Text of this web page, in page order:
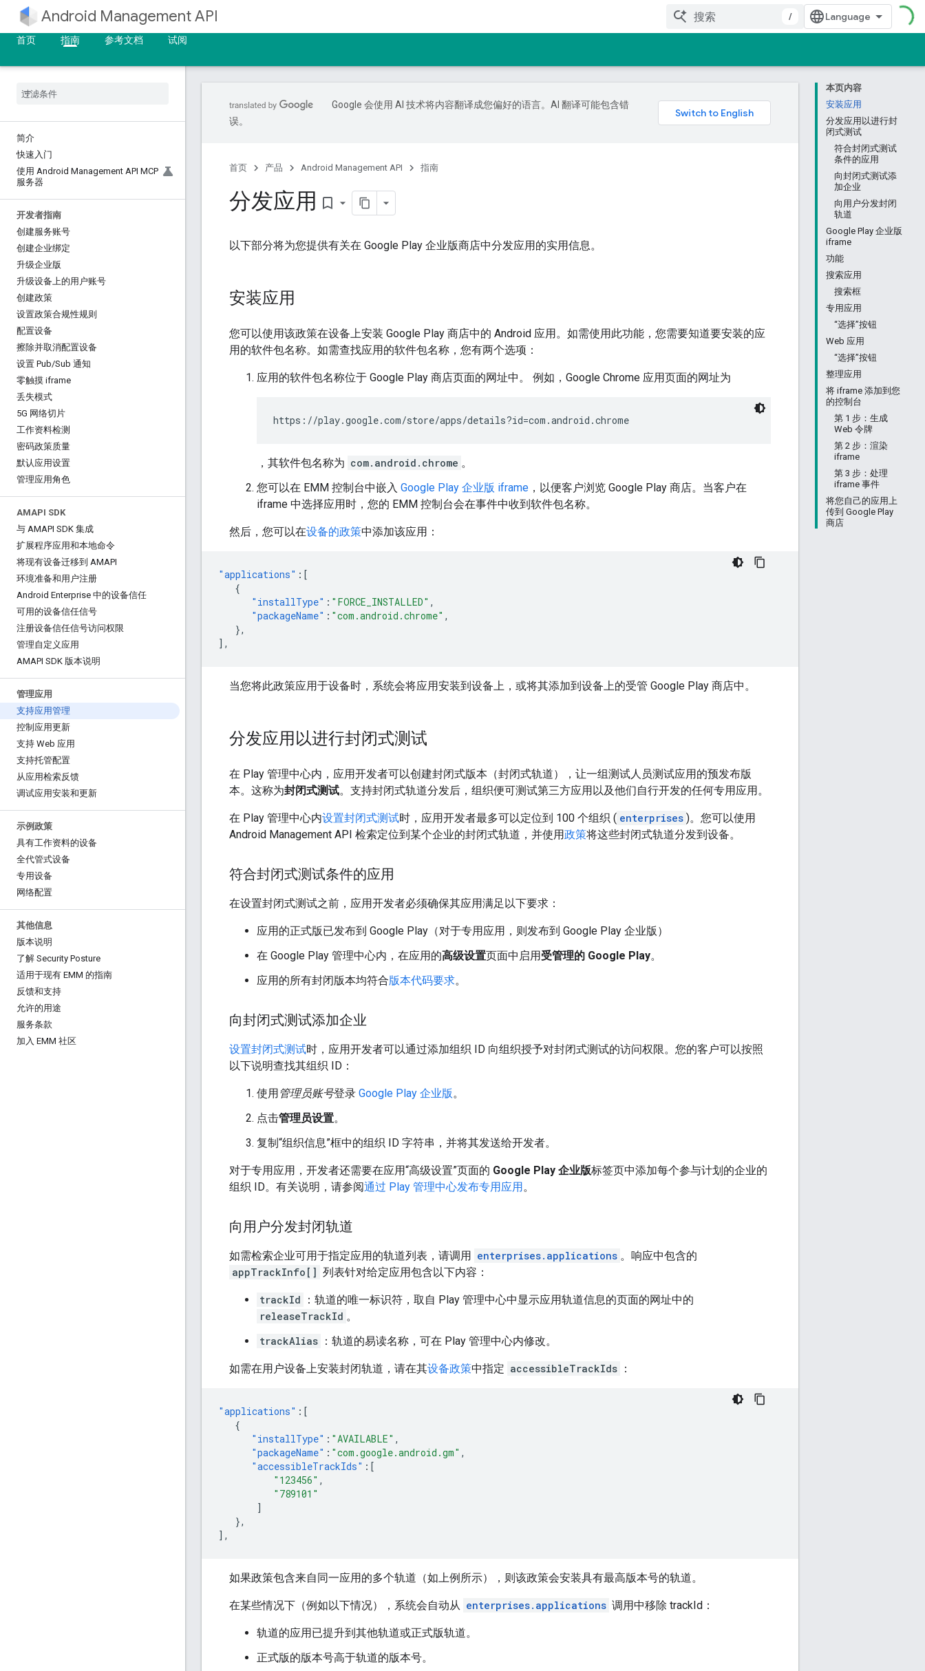
Android Management API
/
首页
指南 参考文档 试阅
简介
快速入门
使用 Android Management API MCP
服务器
开发者指南
创建服务账号
创建企业绑定
升级企业版
升级设备上的用户账号
创建政策
设置政策合规性规则
配置设备
擦除并取消配置设备
设置 Pub/Sub 通知
零触摸 iframe
丢失模式
5G 网络切片
工作资料检测
密码政策质量
默认应用设置
管理应用角色
AMAPI SDK
与 AMAPI SDK 集成
扩展程序应用和本地命令
将现有设备迁移到 AMAPI
环境准备和用户注册
Android Enterprise 中的设备信任
可用的设备信任信号
注册设备信任信号访问权限
管理自定义应用
AMAPI SDK 版本说明
管理应用
支持应用管理
控制应用更新
支持 Web 应用
支持托管配置
从应用检索反馈
调试应用安装和更新
示例政策
具有工作资料的设备
全代管式设备
专用设备
网络配置
其他信息
版本说明
了解 Security Posture
适用于现有 EMM 的指南
反馈和支持
允许的用途
服务条款
加入 EMM 社区
本页内容
安装应用
分发应用以进行封
闭式测试
符合封闭式测试
条件的应用
向封闭式测试添
加企业
向用户分发封闭
轨道
Google Play 企业版
iframe
功能
搜索应用
搜索框
专用应用
“选择”按钮
Web 应用
“选择”按钮
整理应用
将 iframe 添加到您
的控制台
第 1 步：生成
Web 令牌
第 2 步：渲染
iframe
第 3 步：处理
iframe 事件
将您自己的应用上
传到 Google Play
商店
Google 会使用 AI 技术将内容翻译成您偏好的语言。AI 翻译可能包含错
误。
首页 产品 Android Management API 指南
分发应用 bookmark_border
以下部分将为您提供有关在 Google Play 企业版商店中分发应用的实用信息。
安装应用
您可以使用该政策在设备上安装 Google Play 商店中的 Android 应用。如需使用此功能，您需要知道要安装的应
用的软件包名称。如需查找应用的软件包名称，您有两个选项：
应用的软件包名称位于 Google Play 商店页面的网址中。 例如，Google Chrome 应用页面的网址为
https://play.google.com/store/apps/details?id=com.android.chrome
，其软件包名称为 com.android.chrome 。
您可以在 EMM 控制台中嵌入 Google Play 企业版 iframe ，以便客户浏览 Google Play 商店。当客户在
iframe 中选择应用时，您的 EMM 控制台会在事件中收到软件包名称。
然后，您可以在设备的政策中添加该应用：
"applications" :[
{
"installType" : "FORCE_INSTALLED" ,
"packageName" : "com.android.chrome" ,
},
],
当您将此政策应用于设备时，系统会将应用安装到设备上，或将其添加到设备上的受管 Google Play 商店中。
分发应用以进行封闭式测试
在 Play 管理中心内，应用开发者可以创建封闭式版本（封闭式轨道），让一组测试人员测试应用的预发布版
本。这称为封闭式测试。支持封闭式轨道分发后，组织便可测试第三方应用以及他们自行开发的任何专用应用。
在 Play 管理中心内设置封闭式测试时，应用开发者最多可以定位到 100 个组织 ( enterprises )。您可以使用
Android Management API 检索定位到某个企业的封闭式轨道，并使用政策将这些封闭式轨道分发到设备。
符合封闭式测试条件的应用
在设置封闭式测试之前，应用开发者必须确保其应用满足以下要求：
应用的正式版已发布到 Google Play（对于专用应用，则发布到 Google Play 企业版）
在 Google Play 管理中心内，在应用的高级设置页面中启用受管理的 Google Play。
应用的所有封闭版本均符合版本代码要求。
向封闭式测试添加企业
设置封闭式测试时，应用开发者可以通过添加组织 ID 向组织授予对封闭式测试的访问权限。您的客户可以按照
以下说明查找其组织 ID：
使用管理员账号登录 Google Play 企业版。
点击管理员设置。
复制“组织信息”框中的组织 ID 字符串，并将其发送给开发者。
对于专用应用，开发者还需要在应用“高级设置”页面的 Google Play 企业版标签页中添加每个参与计划的企业的
组织 ID。有关说明，请参阅通过 Play 管理中心发布专用应用。
向用户分发封闭轨道
如需检索企业可用于指定应用的轨道列表，请调用 enterprises.applications 。响应中包含的
appTrackInfo[] 列表针对给定应用包含以下内容：
trackId
：轨道的唯一标识符，取自 Play 管理中心中显示应用轨道信息的页面的网址中的
releaseTrackId 。
trackAlias ：轨道的易读名称，可在 Play 管理中心内修改。
如需在用户设备上安装封闭轨道，请在其设备政策中指定 accessibleTrackIds ：
"applications" :[
{
"installType" : "AVAILABLE" ,
"packageName" : "com.google.android.gm" ,
"accessibleTrackIds" :[
"123456" ,
"789101"
]
},
],
如果政策包含来自同一应用的多个轨道（如上例所示），则该政策会安装具有最高版本号的轨道。
在某些情况下（例如以下情况），系统会自动从 enterprises.applications 调用中移除 trackId：
轨道的应用已提升到其他轨道或正式版轨道。
正式版的版本号高于轨道的版本号。